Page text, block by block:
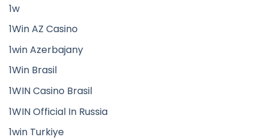
1w
1Win AZ Casino
1win Azerbajany
1Win Brasil
1WIN Casino Brasil
1WIN Official In Russia
1win Turkiye